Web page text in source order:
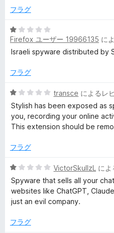
m
t
e
m
s
f
の
価
フラグ
5
段
階
1
評
価
Firefox ユーザー 19966135 に
Israeli spyware distributed by
フラグ
5
段
階
中
の
価
transce によるレ
Stylish has been exposed as
you, recording your online
This extension should be
フラグ
5
段
階
中
の
VictorSkullzL によ
Spyware that sells all your
websites like ChatGPT,
just an evil company.
フラグ